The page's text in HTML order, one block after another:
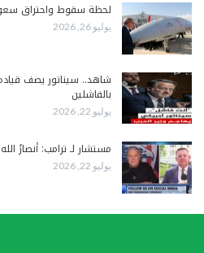
لحظة سقوط واحتراق
يوليو 26, 2026
شاهد.. سيناتور يصف
بالفاشلين
يوليو 22, 2026
مستشار لـ ترامب: أنصارُ
يوليو 22, 2026